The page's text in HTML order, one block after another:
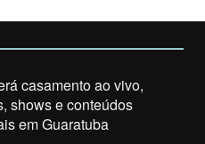
casamento ao vivo,
shows e conteúdos
em Guaratuba